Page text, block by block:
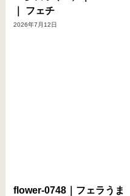
｜ フェチ
2026年7月12日
flower-0748｜フェラうま